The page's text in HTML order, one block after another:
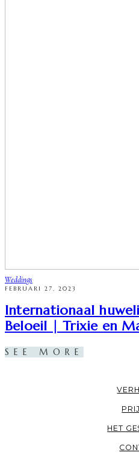
Weddings
FEBRUARI 27, 2023
Internationaal
Beloeil | Trixie en
SEE MORE
HET